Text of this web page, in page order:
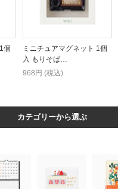
個
ミニチュアマグネット 1個
入 もりそば…
968円 (税込)
カテゴリーから選ぶ